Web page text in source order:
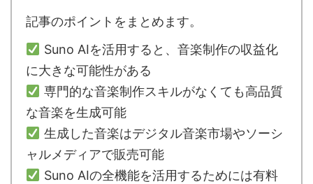
記事のポイントをまとめます。
Suno AIを活用すると、音楽制作の収益化
に大きな可能性がある
専門的な音楽制作スキルがなくても高品質
な音楽を生成可能
生成した音楽はデジタル音楽市場やソーシ
ャルメディアで販売可能
Suno AIの全機能を活用するためには有料